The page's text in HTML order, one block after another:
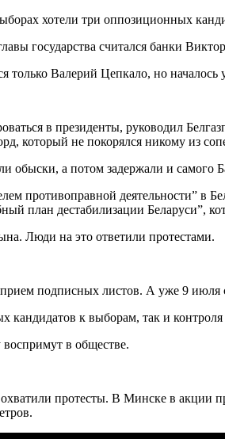
хотели три оппозиционных
государства считался банки
только Валерий Цепкало, но
в президенты, руководил
который не покорялся никому из
обыски, а потом задержали и самого
противоправной деятельности” в
план дестабилизации Беларуси”,
Люди на это ответили протестами.
подписных листов. А уже 9 июля
кандидатов к выборам, так и
в обществе.
протесты. В Минске в акции